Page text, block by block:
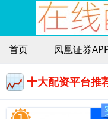
首页 凤凰证券
十大配资平台推